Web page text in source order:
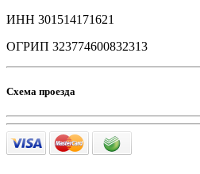
ИНН 301514171621
ОГРИП 323774600832313
Схема проезда